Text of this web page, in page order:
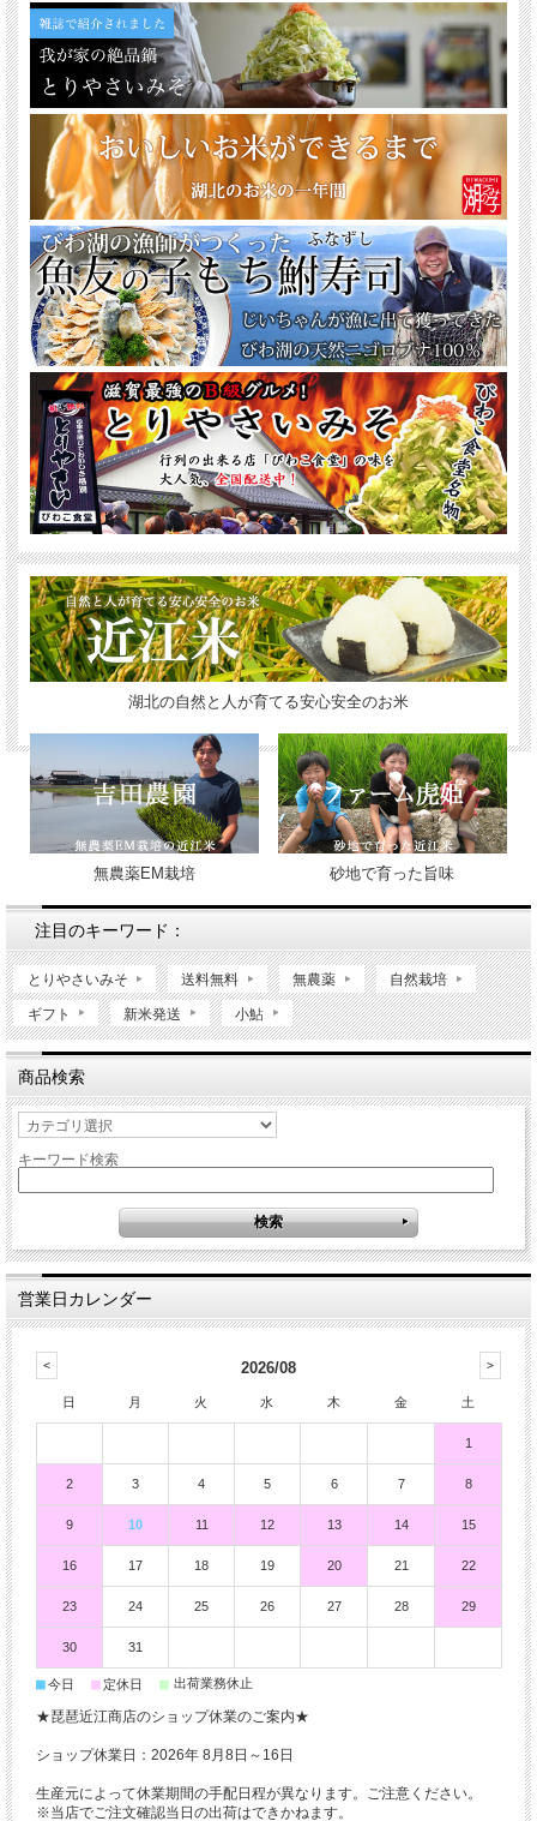
湖北の自然と人が育てる安心安全のお米
無農薬EM栽培 砂地で育った旨味
注目のキーワード：
とりやさいみそ 送料無料 無農薬 自然栽培
ギフト 新米発送 小鮎
商品検索
キーワード検索
営業日カレンダー
2026/08
日 月 火 水 木 金 土
1
2 3 4 5 6 7 8
9 10 11 12 13 14 15
16 17 18 19 20 21 22
23 24 25 26 27 28 29
30 31
■今日 ■ 定休日 ■ 出荷業務休止
★琵琶近江商店のショップ休業のご案内★
ショップ休業日：2026年 8月8日～16日
生産元によって休業期間の手配日程が異なります。ご注意ください。
※当店でご注文確認当日の出荷はできかねます。